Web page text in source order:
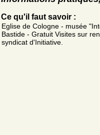
Ce qu'il faut savoir :
Eglise de Cologne - musée
Bastide - Gratuit Visites sur
syndicat d'Initiative.